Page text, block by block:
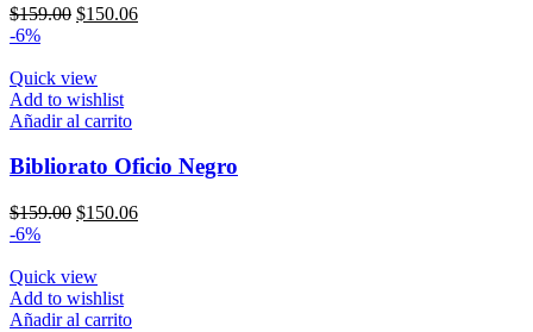
$159.00 El
era:
$159.00.
$150.06El
-6%
Quick view
Add to wishlist
Añadir al carrito
Bibliorato Oficio Negro
$159.00 El
era:
$159.00.
$150.06El
-6%
Quick view
Add to wishlist
Añadir al carrito